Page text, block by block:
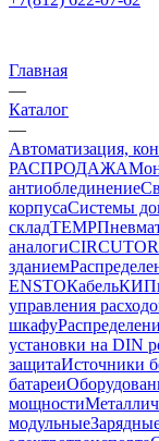
Главная
—
Каталог
—
Автоматизация,
РАСПРОДАЖА
антиоблединение
корпусаСистемы
складTEMP
аналогиCIRCUTOR
зданием
ENSTOКабель
управления
шкафу
установки на DIN
защитаИсточники
батареи
мощности
модульные